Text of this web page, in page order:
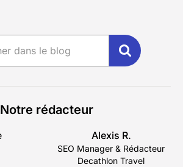
Notre rédacteur
Alexis R.
SEO Manager & Rédacteur
Decathlon Travel